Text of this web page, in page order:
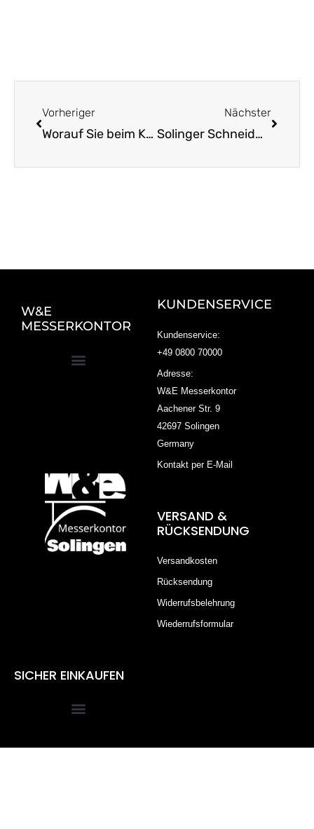
Vorheriger
Worauf Sie beim Kauf von Solinger Messern online achten sollten
Nächster
Solinger Schneidwaren: Die Kunst des deutschen Handwerks
W&E
MESSERKONTOR
KUNDENSERVICE
Kundenservice:
+49 0800 70000
Adresse:
W&E Messerkontor
Aachener Str. 9
42697 Solingen
Germany
Kontakt per E-Mail
VERSAND &
RÜCKSENDUNG
Versandkosten
Rücksendung
Widerrufsbelehrung
Wiederrufsformular
SICHER EINKAUFEN